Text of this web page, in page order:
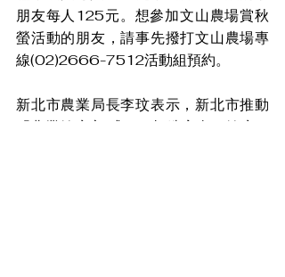
朋友每人125元。想參加文山農場賞秋
螢活動的朋友，請事先撥打文山農場專
線(02)2666-7512活動組預約。
新北市農業局長李玟表示，新北市推動
「農業健康市/式」，打造安全、健康、